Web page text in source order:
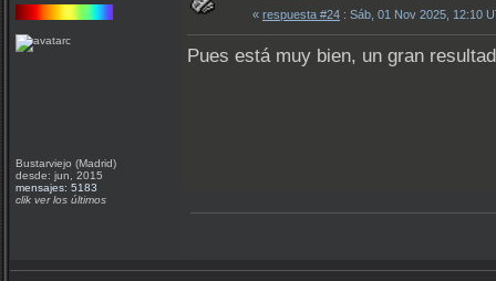
Bustarviejo (Madrid)
desde: jun, 2015
mensajes: 5183
clik ver los últimos
« respuesta #24 : Sáb, 01 Nov 2025, 12:10
Pues está muy bien, un gran